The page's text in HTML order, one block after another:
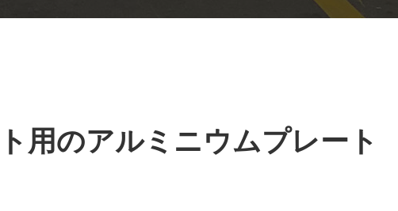
用のアルミニウムプレート